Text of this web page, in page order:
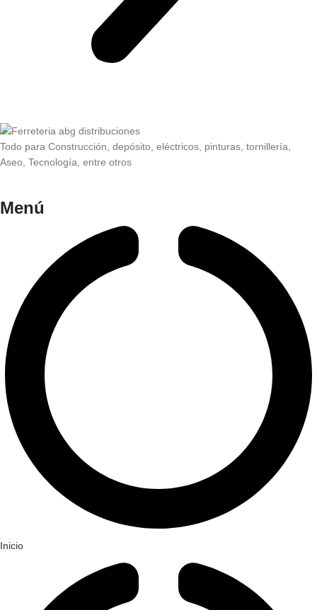
Todo para Construcción, depósito, eléctricos, pinturas, tornillería,
Aseo, Tecnología, entre otros
Menú
Inicio